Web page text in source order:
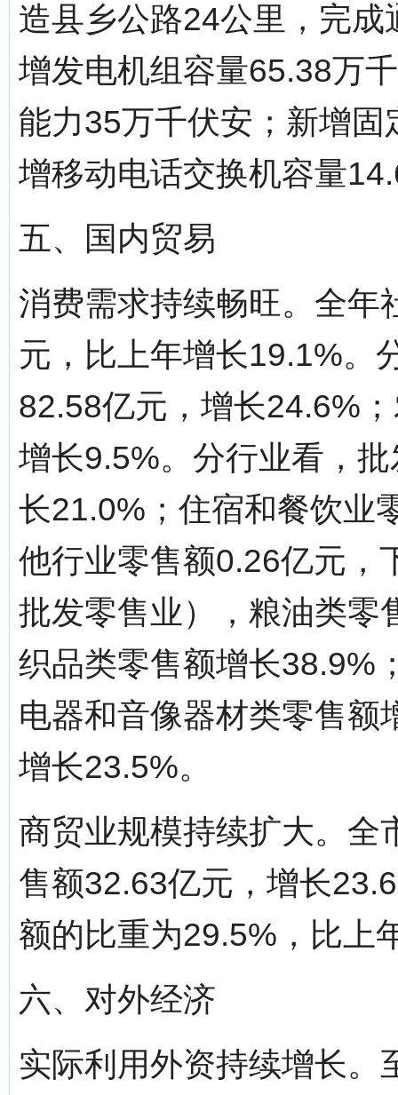
造县乡公路24公里，完
增发电机组容量65.38万
能力35万千伏安；新增
增移动电话交换机容量
五、国内贸易
消费需求持续畅旺。全年
元，比上年增长19.1%。
82.58亿元，增长24.6%
增长9.5%。分行业看，
长21.0%；住宿和餐饮业
他行业零售额0.26亿元，
批发零售业），粮油类零
织品类零售额增长38.9%
电器和音像器材类零售额
增长23.5%。
商贸业规模持续扩大。全
售额32.63亿元，增长
额的比重为29.5%，比上
六、对外经济
实际利用外资持续增长。